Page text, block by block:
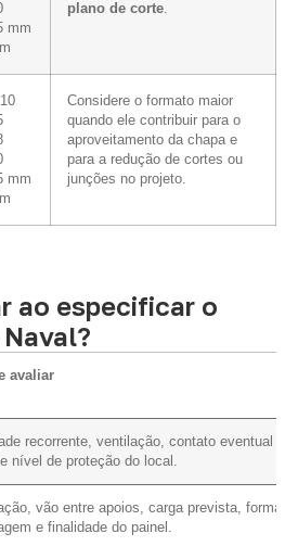
mm
plano de corte.
mm
Considere o formato maior
quando ele contribuir para o
aproveitamento da chapa e
para a redução de cortes ou
junções no projeto.
ao especificar o
avaliar
recorrente, ventilação, contato eventual
nível de proteção do local.
vão entre apoios, carga prevista, forma
e finalidade do painel.